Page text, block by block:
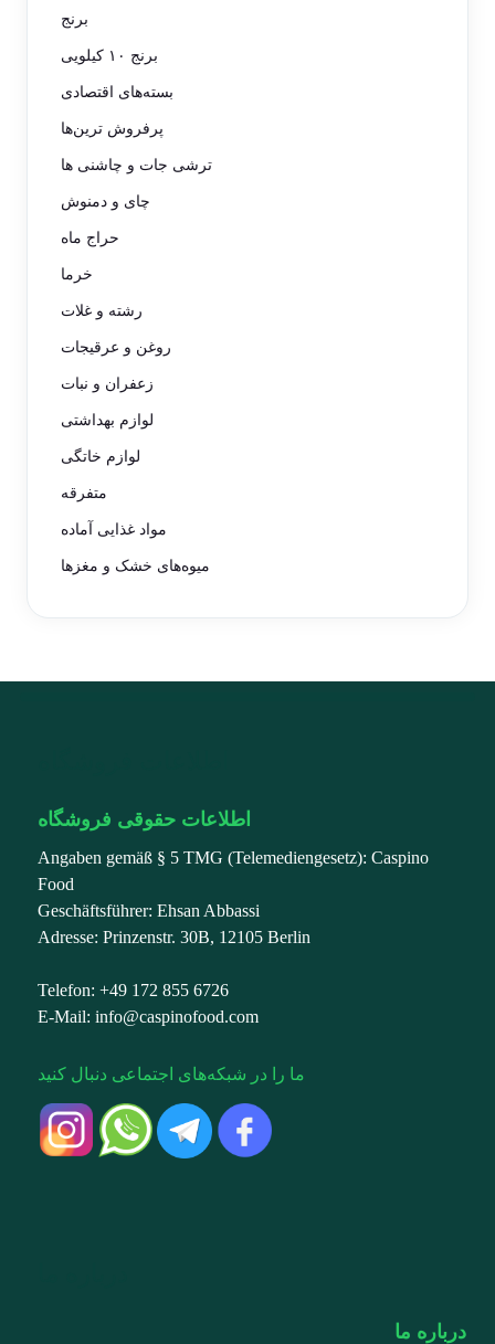
برنج
برنج ۱۰ کیلویی
بسته‌های اقتصادی
پرفروش ترین‌ها
ترشی جات و چاشنی ها
چای و دمنوش
حراج ماه
خرما
رشته و غلات
روغن و عرقیجات
زعفران و نبات
لوازم بهداشتی
لوازم خاتگی
متفرقه
مواد غذایی آماده
میوه‌های خشک و مغزها
اطلاعات حقوقی فروشگاه
Angaben gemäß § 5 TMG (Telemediengesetz): Caspino
Food
Geschäftsführer: Ehsan Abbassi
Adresse: Prinzenstr. 30B, 12105 Berlin
Telefon: +49 172 855 6726
E-Mail: info@caspinofood.com
ما را در شبکه‌های اجتماعی دنبال کنید
درباره ما